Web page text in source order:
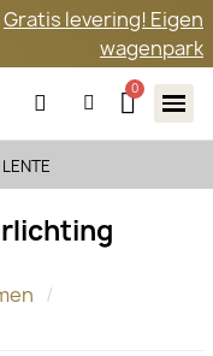
Gratis levering! Eigen
wagenpark